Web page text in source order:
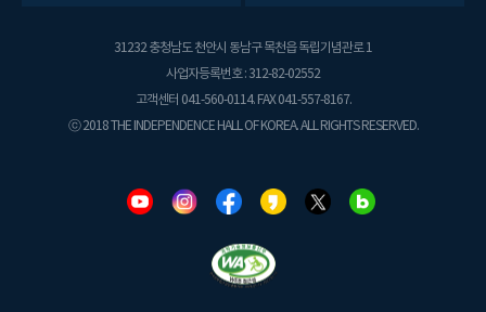
31232 충청남도 천안시 동남구 목천읍 독립기념관로 1
사업자등록번호 : 312-82-02552
고객센터 041-560-0114. FAX 041-557-8167.
ⓒ 2018 THE INDEPENDENCE HALL OF KOREA. ALL RIGHTS RESERVED.